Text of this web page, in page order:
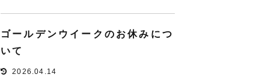
ゴールデンウイークのお休みにつ
いて
2026.04.14